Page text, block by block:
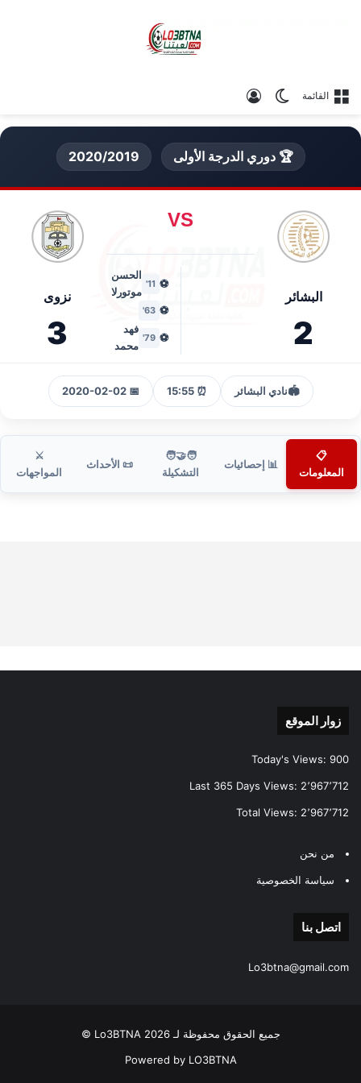
القائمة الوضع المظلم
🏆 دوري الدرجة الأولى 2020/2019
البشائر
2
VS
⚽
11'
الحسن
موتورلا
⚽
63'
⚽
79'
فهد
محمد
نزوى
3
🏟️نادي البشائر ⏰ 15:55
📅 2020-02-02
📋
المعلومات
📊 إحصائيات
🧑‍🤝‍🧑
التشكيلة
📜 الأحداث
⚔️
المواجهات
زوار الموقع
Today's Views: 900
Last 365 Days Views: 2٬967٬712
Total Views: 2٬967٬712
من نحن
سياسة الخصوصية
اتصل بنا
Lo3btna@gmail.com
جميع الحقوق محفوظة لـ Lo3BTNA 2026 ©
Powered by LO3BTNA